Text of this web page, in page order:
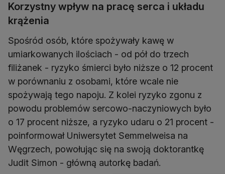
Korzystny wpływ na pracę serca i układu
krążenia
Spośród osób, które spożywały kawę w
umiarkowanych ilościach - od pół do trzech
filiżanek - ryzyko śmierci było niższe o 12 procent
w porównaniu z osobami, które wcale nie
spożywają tego napoju. Z kolei ryzyko zgonu z
powodu problemów sercowo-naczyniowych było
o 17 procent niższe, a ryzyko udaru o 21 procent -
poinformował Uniwersytet Semmelweisa na
Węgrzech, powołując się na swoją doktorantkę
Judit Simon - główną autorkę badań.